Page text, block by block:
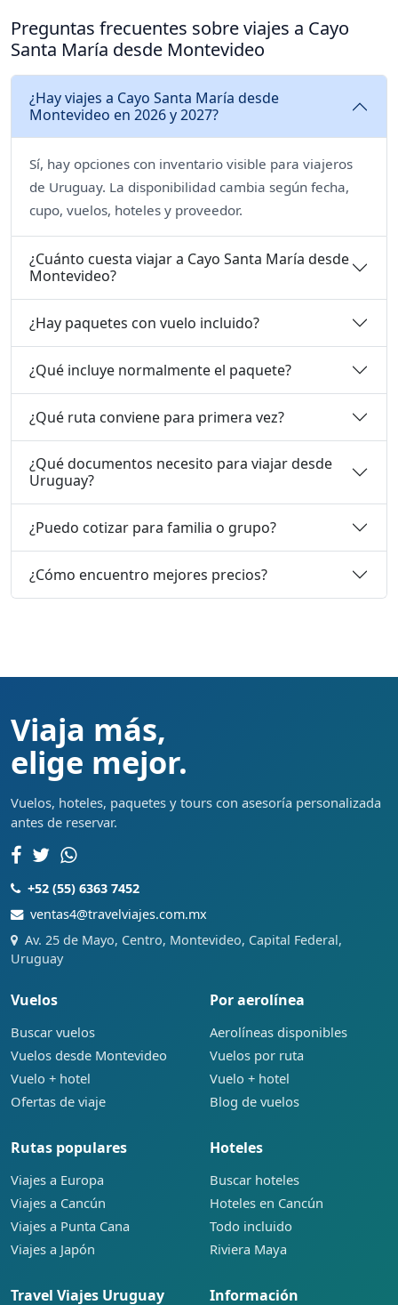
Preguntas frecuentes sobre viajes a Cayo
Santa María desde Montevideo
¿Hay viajes a Cayo Santa María desde
Montevideo en 2026 y 2027?
Sí, hay opciones con inventario visible para viajeros
de Uruguay. La disponibilidad cambia según fecha,
cupo, vuelos, hoteles y proveedor.
¿Cuánto cuesta viajar a Cayo Santa María desde
Montevideo?
¿Hay paquetes con vuelo incluido?
¿Qué incluye normalmente el paquete?
¿Qué ruta conviene para primera vez?
¿Qué documentos necesito para viajar desde
Uruguay?
¿Puedo cotizar para familia o grupo?
¿Cómo encuentro mejores precios?
Viaja más,
elige mejor.
Vuelos, hoteles, paquetes y tours con asesoría personalizada
antes de reservar.
+52 (55) 6363 7452
ventas4@travelviajes.com.mx
Av. 25 de Mayo, Centro, Montevideo, Capital Federal,
Uruguay
Vuelos
Buscar vuelos
Vuelos desde Montevideo
Vuelo + hotel
Ofertas de viaje
Por aerolínea
Aerolíneas disponibles
Vuelos por ruta
Vuelo + hotel
Blog de vuelos
Rutas populares
Viajes a Europa
Viajes a Cancún
Viajes a Punta Cana
Viajes a Japón
Hoteles
Buscar hoteles
Hoteles en Cancún
Todo incluido
Riviera Maya
Travel Viajes Uruguay Información